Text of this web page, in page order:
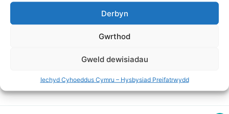
Derbyn
Gwrthod
Gweld dewisiadau
Iechyd Cyhoeddus Cymru – Hysbysiad Preifatrwydd
Chwilio'r holl adnoddau